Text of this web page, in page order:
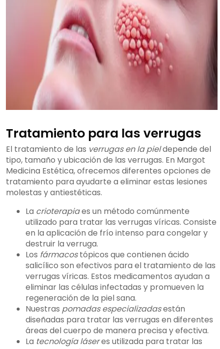
Tratamiento para las verrugas
El tratamiento de las verrugas en la pieldepende del
tipo, tamaño y ubicación de las verrugas. En Margot
Medicina Estética, ofrecemos diferentes opciones de
tratamiento para ayudarte a eliminar estas lesiones
molestas y antiestéticas.
La crioterapiaes un método comúnmente
utilizado para tratar las verrugas víricas. Consiste
en la aplicación de frío intenso para congelar y
destruir la verruga.
Los fármacostópicos que contienen ácido
salicílico son efectivos para el tratamiento de las
verrugas víricas. Estos medicamentos ayudan a
eliminar las células infectadas y promueven la
regeneración de la piel sana.
Nuestras pomadas especializadasestán
diseñadas para tratar las verrugas en diferentes
áreas del cuerpo de manera precisa y efectiva.
La tecnología láseres utilizada para tratar las